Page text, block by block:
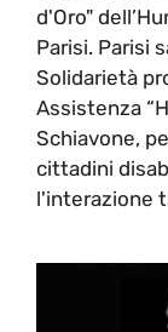
d'Oro"
Parisi. Parisi
Solidarietà
Assistenza
Schiavone,
cittadini
l'interazione